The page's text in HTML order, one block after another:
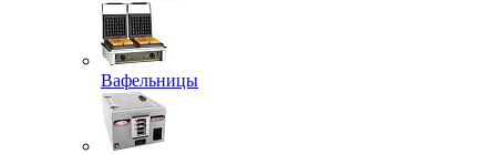
Вафельницы